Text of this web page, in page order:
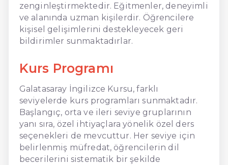
zenginleştirmektedir. Eğitmenler, deneyimli
ve alanında uzman kişilerdir. Öğrencilere
kişisel gelişimlerini destekleyecek geri
bildirimler sunmaktadırlar.
Kurs Programı
Galatasaray İngilizce Kursu, farklı
seviyelerde kurs programları sunmaktadır.
Başlangıç, orta ve ileri seviye gruplarının
yanı sıra, özel ihtiyaçlara yönelik özel ders
seçenekleri de mevcuttur. Her seviye için
belirlenmiş müfredat, öğrencilerin dil
becerilerini sistematik bir şekilde